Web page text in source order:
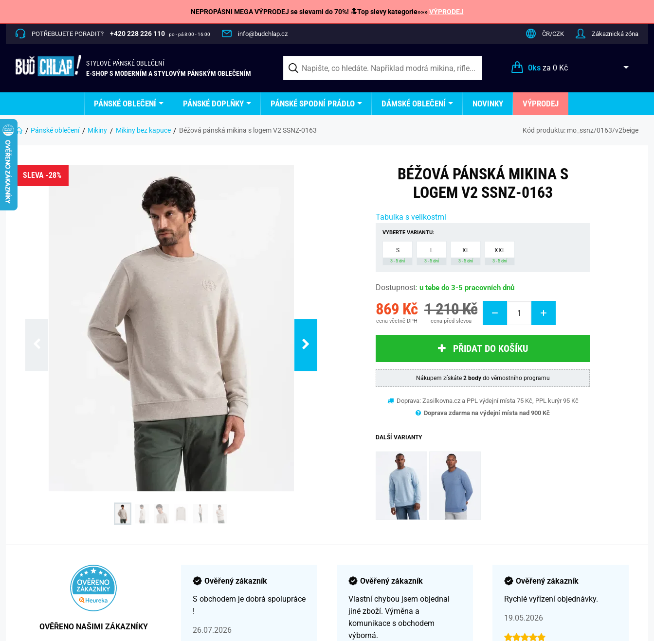
NEPROPÁSNI MEGA VÝPRODEJ se slevami do 70%! 🔝Top slevy kategorie»»»VÝPRODEJ
POTŘEBUJETE PORADIT? +420 228 226 110 po - pá 8:00 - 16:00 info@budchlap.cz ČR/CZK Zákaznická zóna
STYLOVÉ PÁNSKÉ OBLEČENÍ
E-SHOP S MODERNÍM A STYLOVÝM PÁNSKÝM OBLEČENÍM
0ksza 0 Kč
PÁNSKÉ OBLEČENÍ PÁNSKÉ DOPLŇKY PÁNSKÉ SPODNÍ PRÁDLO DÁMSKÉ OBLEČENÍ NOVINKY VÝPRODEJ
Pánské oblečení Mikiny Mikiny bez kapuce Béžová pánská mikina s logem V2 SSNZ-0163 Kód produktu: mo_ssnz/0163/v2beige
SLEVA -28%
BÉŽOVÁ PÁNSKÁ MIKINA S
LOGEM V2 SSNZ-0163
Tabulka s velikostmi
VYBERTE VARIANTU:
S
3 - 5 dní
L
3 - 5 dní
XL
3 - 5 dní
XXL
3 - 5 dní
Dostupnost: u tebe do 3-5 pracovních dnů
869 Kč
cena včetně DPH
1 210 Kč
cena před slevou
PŘIDAT DO KOŠÍKU
Nákupem získáte 2 bodydo věrnostního programu
Doprava: Zasilkovna.cz a PPL výdejní místa 75 Kč, PPL kurýr 95 Kč
Doprava zdarma na výdejní místa nad 900 Kč
DALŠÍ VARIANTY
OVĚŘENO NAŠIMI ZÁKAZNÍKY
Ověřený zákazník
S obchodem je dobrá spolupráce
!
26.07.2026
Ověřený zákazník
Vlastní chybou jsem objednal
jiné zboží. Výměna a
komunikace s obchodem
výborná.
Ověřený zákazník
Rychlé vyřízení objednávky.
19.05.2026